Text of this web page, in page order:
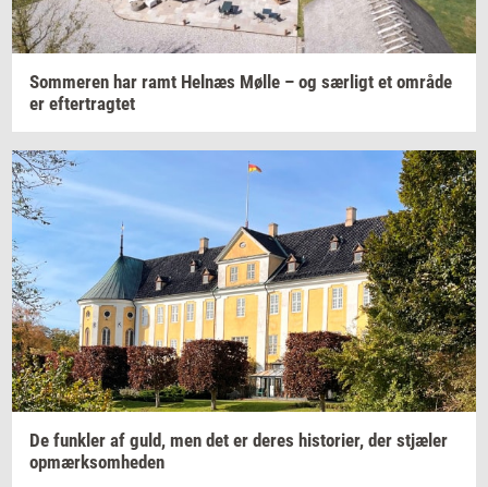
Som­me­ren har ramt Hel­næs Mølle – og sær­ligt et om­rå­de
er ef­ter­trag­tet
De funk­ler af guld, men det er deres hi­sto­ri­er, der stjæ­ler
op­mærk­som­he­den